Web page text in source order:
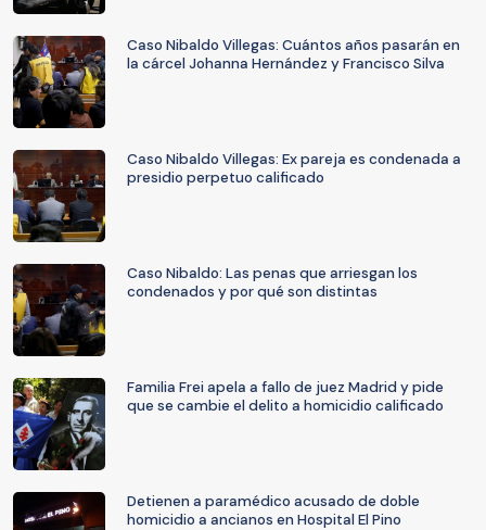
Caso Nibaldo Villegas: Cuántos años pasarán en
la cárcel Johanna Hernández y Francisco Silva
Caso Nibaldo Villegas: Ex pareja es condenada a
presidio perpetuo calificado
Caso Nibaldo: Las penas que arriesgan los
condenados y por qué son distintas
Familia Frei apela a fallo de juez Madrid y pide
que se cambie el delito a homicidio calificado
Detienen a paramédico acusado de doble
homicidio a ancianos en Hospital El Pino